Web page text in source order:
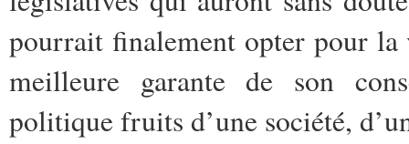
pourrait finalement opter pour
meilleure garante de son
politique fruits d’une société,